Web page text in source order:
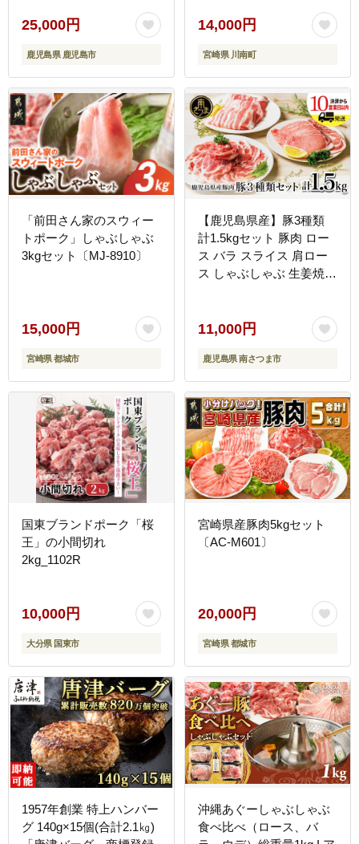
25,000円
鹿児島県 鹿児島市
14,000円
宮崎県 川南町
「前田さん家のスウィー
トポーク」しゃぶしゃぶ
3kgセット〔MJ-8910〕
15,000円
宮崎県 都城市
【鹿児島県産】豚3種類
計1.5kgセット 豚肉 ロー
ス バラ スライス 肩ロー
ス しゃぶしゃぶ 生姜焼き
11,000円
鹿児島県 南さつま市
国東ブランドポーク「桜
王」の小間切れ
2kg_1102R
10,000円
大分県 国東市
宮崎県産豚肉5kgセット
〔AC-M601〕
20,000円
宮崎県 都城市
1957年創業 特上ハンバー
グ 140g×15個(合計2.1㎏)
沖縄あぐーしゃぶしゃぶ
食べ比べ（ロース、バ